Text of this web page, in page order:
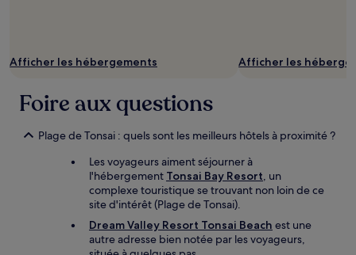
Afficher les hébergements Afficher les
Foire aux questions
Plage de Tonsai : quels sont les meilleurs hôtels à proximité ?
Les voyageurs aiment séjourner à
l'hébergement Tonsai Bay Resort, un
complexe touristique se trouvant non loin de ce
site d'intérêt (Plage de Tonsai).
Dream Valley Resort Tonsai Beach est une
autre adresse bien notée par les voyageurs,